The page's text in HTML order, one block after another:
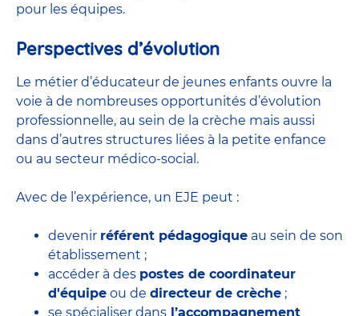
pour les équipes.
Perspectives d’évolution
Le métier d’éducateur de jeunes enfants ouvre la
voie à de nombreuses opportunités d’évolution
professionnelle, au sein de la crèche mais aussi
dans d’autres structures liées à la petite enfance
ou au secteur médico-social.
Avec de l’expérience, un EJE peut :
devenir référent pédagogique au sein de son
établissement ;
accéder à des postes de coordinateur
d'équipe ou de directeur de crèche ;
se spécialiser dans l’accompagnement